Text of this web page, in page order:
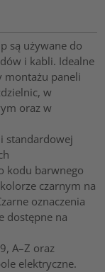
są używane do
i kabli. Idealne
montażu paneli
w
oraz w
standardowej
kodu barwnego
czarnym na
oznaczenia
dostępne na
A–Z oraz
elektryczne.